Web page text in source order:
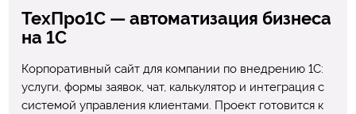
ТехПро1С — автоматизация бизнеса
на 1С
Корпоративный сайт для компании по внедрению 1С:
услуги, формы заявок, чат, калькулятор и интеграция с
системой управления клиентами. Проект готовится к